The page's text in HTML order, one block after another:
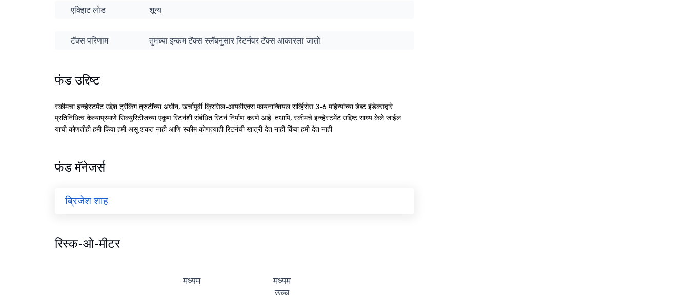
एक्झिट लोड शून्य
टॅक्स परिणाम तुमच्या इन्कम टॅक्स स्लॅबनुसार रिटर्नवर टॅक्स आकारला जातो.
फंड उद्दिष्ट
स्कीमचा इन्व्हेस्टमेंट उद्देश ट्रॅकिंग त्रुटींच्या अधीन, खर्चापूर्वी क्रिसिल-आयबीएक्स फायनान्शियल सर्व्हिसेस 3-6 महिन्यांच्या डेब्ट इंडेक्सद्वारे
प्रतिनिधित्व केल्याप्रमाणे सिक्युरिटीजच्या एकूण रिटर्नशी संबंधित रिटर्न निर्माण करणे आहे. तथापि, स्कीमचे इन्व्हेस्टमेंट उद्दिष्ट साध्य केले जाईल
याची कोणतीही हमी किंवा हमी असू शकत नाही आणि स्कीम कोणत्याही रिटर्नची खात्री देत नाही किंवा हमी देत नाही
फंड मॅनेजर्स
ब्रिजेश शाह
रिस्क-ओ-मीटर
मध्यम
मध्यम